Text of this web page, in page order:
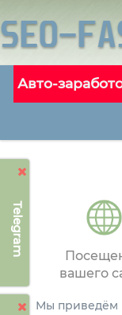
Telegram
Авто-
вашего
Мы приведём